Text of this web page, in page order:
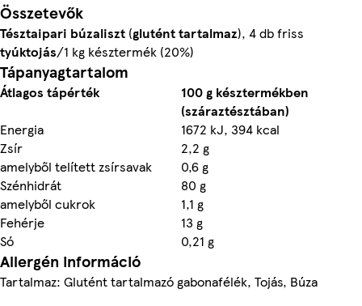
Összetevők
Tésztaipari búzaliszt (gluténttartalmaz), 4 db friss
tyúktojás/1 kg késztermék (20%)
Tápanyagtartalom
Átlagos tápérték
100 g késztermékben
(száraztésztában)
Energia
1672 kJ, 394 kcal
Zsír
2,2 g
amelyből telített zsírsavak
0,6 g
Szénhidrát
80 g
amelyből cukrok
1,1 g
Fehérje
13 g
Só
0,21 g
Allergén információ
Tartalmaz: Glutént tartalmazó gabonafélék, Tojás, Búza